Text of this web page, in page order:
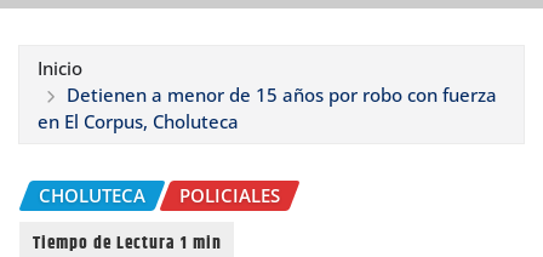
Inicio
Detienen a menor de 15 años por robo con fuerza
en El Corpus, Choluteca
CHOLUTECA POLICIALES